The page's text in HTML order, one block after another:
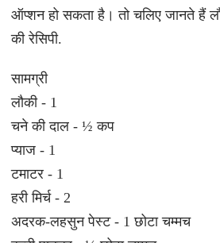
ऑप्शन हो सकता है। तो चलिए जानते हैं
की रेसिपी.
सामग्री
लौकी - 1
चने की दाल - ½ कप
प्याज - 1
टमाटर - 1
हरी मिर्च - 2
अदरक-लहसुन पेस्ट - 1 छोटा चम्मच